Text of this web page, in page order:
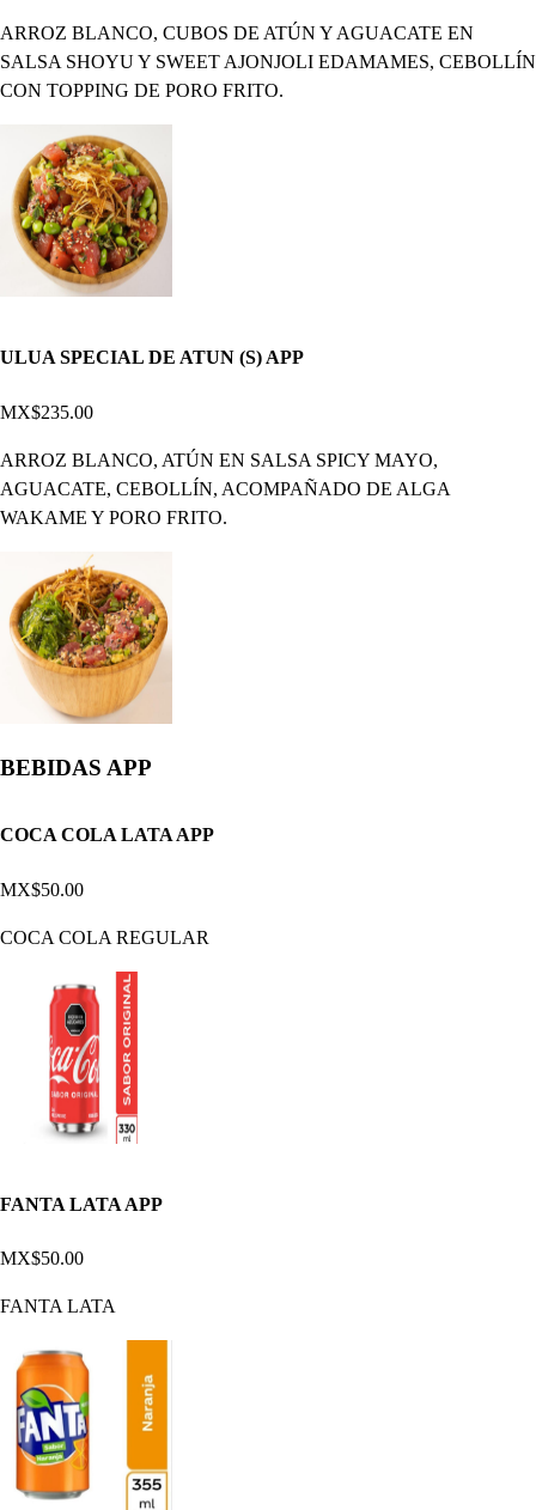
ARROZ BLANCO, CUBOS DE ATÚN Y AGUACATE EN
SALSA SHOYU Y SWEET AJONJOLI EDAMAMES, CEBOLLÍN
CON TOPPING DE PORO FRITO.
ULUA SPECIAL DE ATUN (S) APP
MX$235.00
ARROZ BLANCO, ATÚN EN SALSA SPICY MAYO,
AGUACATE, CEBOLLÍN, ACOMPAÑADO DE ALGA
WAKAME Y PORO FRITO.
BEBIDAS APP
COCA COLA LATA APP
MX$50.00
COCA COLA REGULAR
FANTA LATA APP
MX$50.00
FANTA LATA